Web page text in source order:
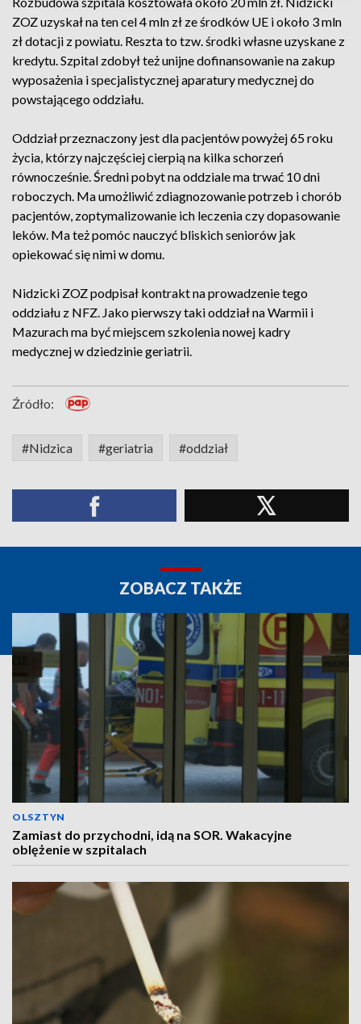
ZOZ uzyskał na ten cel 4 mln zł ze środków UE i około 3 mln
zł dotacji z powiatu. Reszta to tzw. środki własne uzyskane z
kredytu. Szpital zdobył też unijne dofinansowanie na zakup
wyposażenia i specjalistycznej aparatury medycznej do
powstającego oddziału.
Oddział przeznaczony jest dla pacjentów powyżej 65 roku
życia, którzy najczęściej cierpią na kilka schorzeń
równocześnie. Średni pobyt na oddziale ma trwać 10 dni
roboczych. Ma umożliwić zdiagnozowanie potrzeb i chorób
pacjentów, zoptymalizowanie ich leczenia czy dopasowanie
leków. Ma też pomóc nauczyć bliskich seniorów jak
opiekować się nimi w domu.
Nidzicki ZOZ podpisał kontrakt na prowadzenie tego
oddziału z NFZ. Jako pierwszy taki oddział na Warmii i
Mazurach ma być miejscem szkolenia nowej kadry
medycznej w dziedzinie geriatrii.
Źródło:
#Nidzica #geriatria #oddział
ZOBACZ TAKŻE
OLSZTYN
Zamiast do przychodni, idą na SOR. Wakacyjne
oblężenie w szpitalach